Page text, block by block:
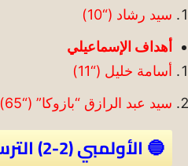
سيد رشاد (“10)
أهداف الإسماعيلي
أسامة خليل (“11)
سيد عبد الرازق “بازوكا” (“65)
🔵 الأولمبي (2-2) الترسانة